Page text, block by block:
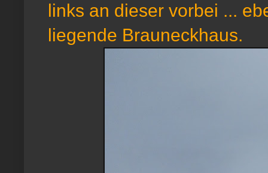
links an dieser vorbei ...
liegende Brauneckhaus.